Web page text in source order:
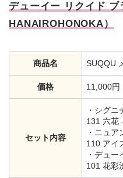
デューイー リクイド
HANAIROHONOKA）
商品名 SUQQU
価格 11,000円
セット内容
・シグ
131 六花
・ニュ
110 アイ
・デュ
101 花彩